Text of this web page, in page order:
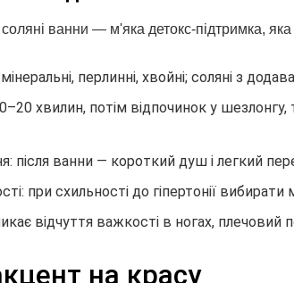
соляні ванни — м'яка детокс-підтримка,
мінеральні, перлинні, хвойні; соляні з
хвилин, потім відпочинок у шезлонгу,
після ванни — короткий душ і легкий
при схильності до гіпертонії
відчуття важкості в ногах,
на красу